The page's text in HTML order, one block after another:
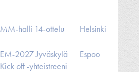
MM-halli 14-ottelu Helsinki
EM-2027 Jyväskylä
Kick off -yhteistreeni
Espoo